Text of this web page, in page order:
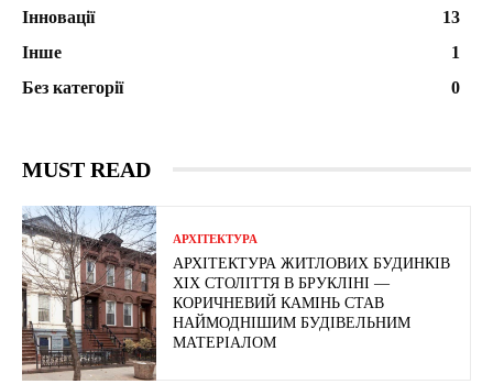
Інновації
13
Інше
1
Без категорії
0
MUST READ
АРХІТЕКТУРА
АРХІТЕКТУРА ЖИТЛОВИХ БУДИНКІВ
ХІХ СТОЛІТТЯ В БРУКЛІНІ —
КОРИЧНЕВИЙ КАМІНЬ СТАВ
НАЙМОДНІШИМ БУДІВЕЛЬНИМ
МАТЕРІАЛОМ